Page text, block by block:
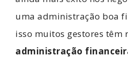
uma administração boa
isso muitos gestores têm
administração